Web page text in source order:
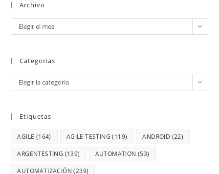
Archivo
Elegir el mes
Categorias
Elegir la categoría
Etiquetas
AGILE (164) AGILE TESTING (119) ANDROID (22)
ARGENTESTING (139) AUTOMATION (53)
AUTOMATIZACIÓN (239)